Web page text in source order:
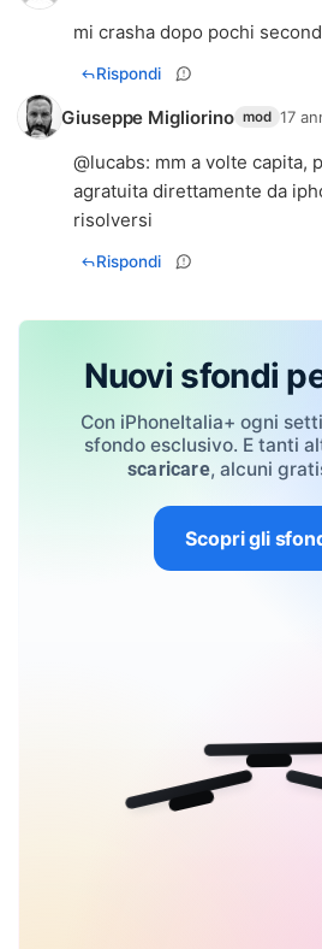
mi crasha dopo pochi
Rispondi
Giuseppe Migliorino mod 17
@lucabs: mm a volte capita,
agratuita direttamente da
risolversi
Rispondi
Nuovi sfondi
Con iPhoneItalia+ ogni
sfondo esclusivo. E tanti
scaricare, alcuni
Scopri gli